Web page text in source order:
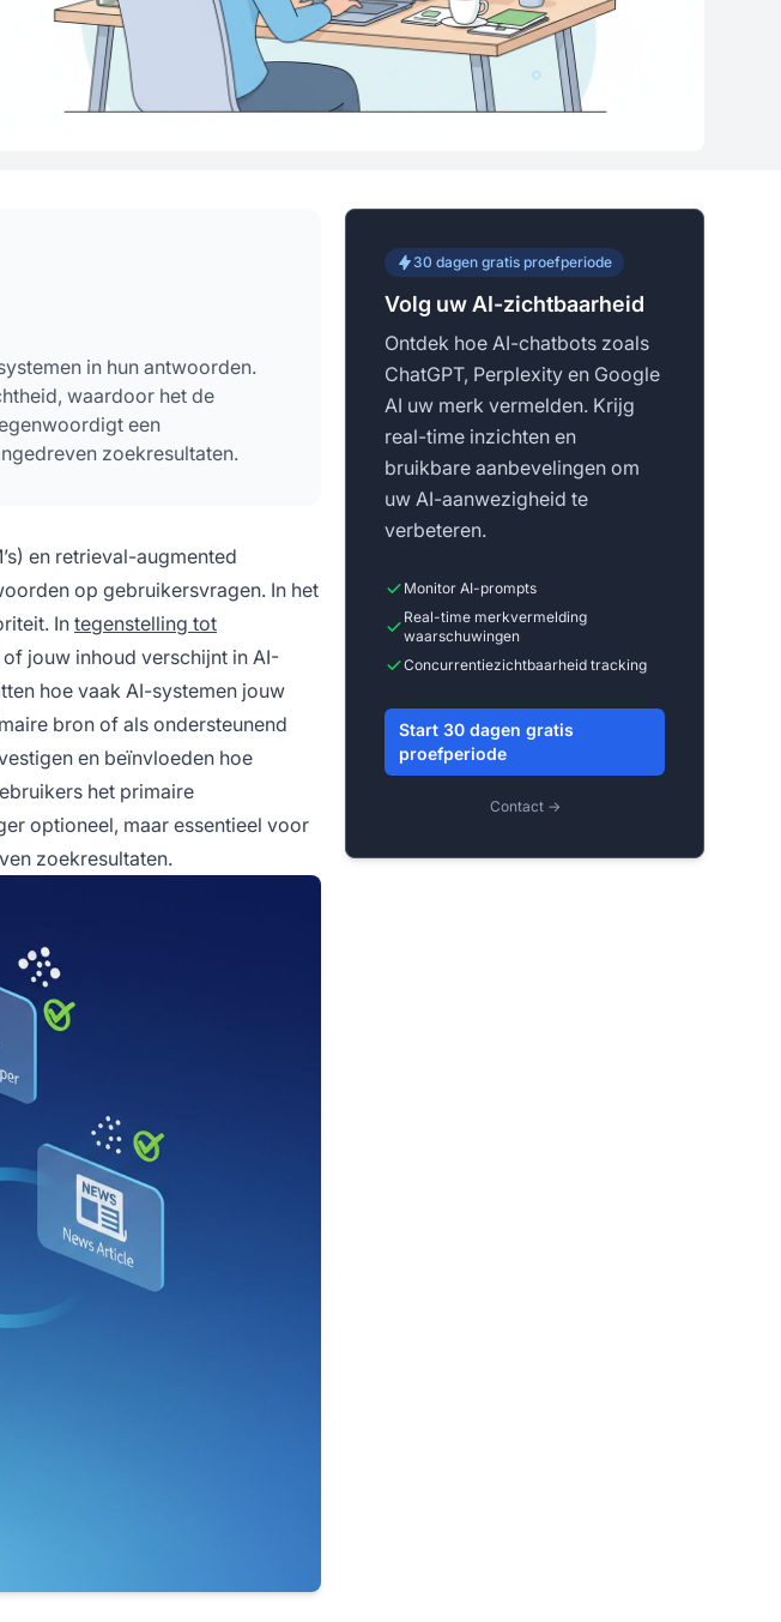
in hun antwoorden.
waardoor het de
een
zoekresultaten.
en retrieval-augmented
op gebruikersvragen. In het
In tegenstelling tot
jouw inhoud verschijnt in AI-
hoe vaak AI-systemen jouw
bron of als ondersteunend
en beïnvloeden hoe
het primaire
optioneel, maar essentieel voor
zoekresultaten.
30 dagen gratis proefperiode
Volg uw AI-zichtbaarheid
Ontdek hoe AI-chatbots zoals
ChatGPT, Perplexity en Google
AI uw merk vermelden. Krijg
real-time inzichten en
bruikbare aanbevelingen om
uw AI-aanwezigheid te
verbeteren.
Monitor AI-prompts
Real-time merkvermelding
waarschuwingen
Concurrentiezichtbaarheid tracking
Start 30 dagen gratis
proefperiode
Contact →